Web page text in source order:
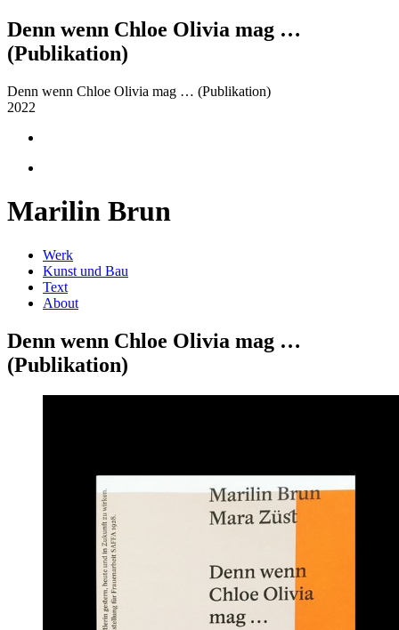
Denn wenn Chloe Olivia mag …
(Publikation)
Denn wenn Chloe Olivia mag … (Publikation)
2022
Marilin Brun
Werk
Kunst und Bau
Text
About
Denn wenn Chloe Olivia mag …
(Publikation)